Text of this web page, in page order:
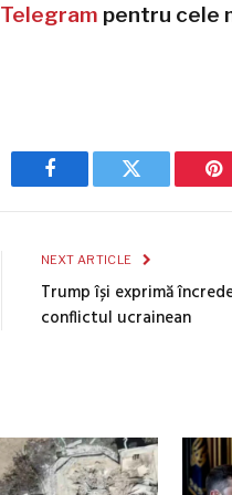
Telegram pentru cele
Facebook Twitter
NEXT ARTICLE
Trump își exprimă
conflictul ucrainean